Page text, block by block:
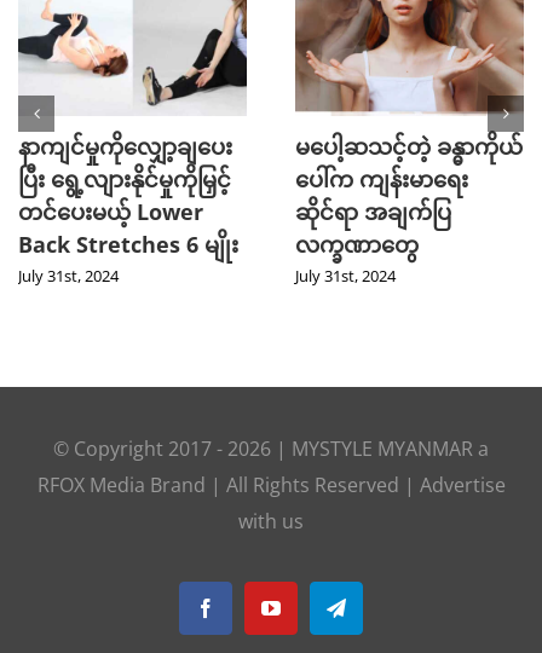
နာကျင်မှုကိုလျှော့ချပေး
ပြီး ရွေ့လျားနိုင်မှုကိုမြှင့်
တင်ပေးမယ့် Lower
Back Stretches 6 မျိုး
July 31st, 2024
မပေါ့ဆသင့်တဲ့ ခန္ဓာကိုယ်
ပေါ်က ကျန်းမာရေး
ဆိုင်ရာ အချက်ပြ
လက္ခဏာတွေ
July 31st, 2024
© Copyright 2017 - 2026 | MYSTYLE MYANMAR a
RFOX Media Brand | All Rights Reserved | Advertise
with us
FacebookYouTubeTelegram